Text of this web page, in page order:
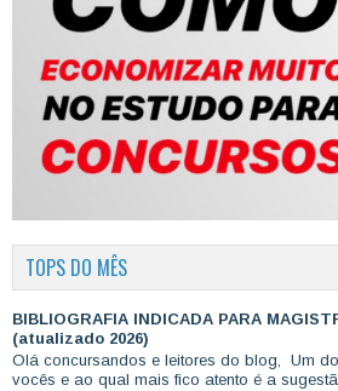
TOPS DO MÊS
BIBLIOGRAFIA INDICADA PARA
(atualizado 2026)
Olá concursandos e leitores do blog, Um
vocês e ao qual mais fico atento é a